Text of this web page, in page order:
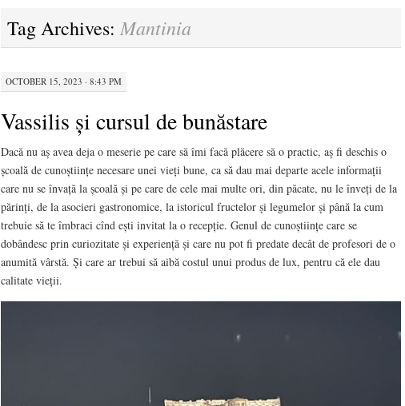
Tag Archives: Mantinia
OCTOBER 15, 2023 · 8:43 PM
Vassilis și cursul de bunăstare
Dacă nu aș avea deja o meserie pe care să îmi facă plăcere să o practic, aș fi deschis o
școală de cunoștiințe necesare unei vieți bune, ca să dau mai departe acele informații
care nu se învață la școală și pe care de cele mai multe ori, din păcate, nu le înveți de la
părinți, de la asocieri gastronomice, la istoricul fructelor și legumelor și până la cum
trebuie să te îmbraci cînd ești invitat la o recepție. Genul de cunoștiințe care se
dobândesc prin curiozitate și experiență și care nu pot fi predate decât de profesori de o
anumită vârstă. Și care ar trebui să aibă costul unui produs de lux, pentru că ele dau
calitate vieții.